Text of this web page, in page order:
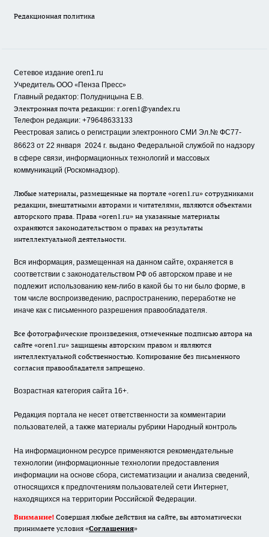
Редакционная политика
Сетевое издание oren1.ru
Учредитель ООО «Пенза Пресс»
Главный редактор: Полудницына Е.В.
Электронная почта редакции: r.oren1@yandex.ru
Телефон редакции: +79648633133
Реестровая запись о регистрации электронного СМИ Эл.№ ФС77-
86623 от 22 января 2024 г. выдано Федеральной службой по надзору
в сфере связи, информационных технологий и массовых
коммуникаций (Роскомнадзор).
Любые материалы, размещенные на портале «oren1.ru» сотрудниками
редакции, внештатными авторами и читателями, являются объектами
авторского права. Права «oren1.ru» на указанные материалы
охраняются законодательством о правах на результаты
интеллектуальной деятельности.
Вся информация, размещенная на данном сайте, охраняется в
соответствии с законодательством РФ об авторском праве и не
подлежит использованию кем-либо в какой бы то ни было форме, в
том числе воспроизведению, распространению, переработке не
иначе как с письменного разрешения правообладателя.
Все фотографические произведения, отмеченные подписью автора на
сайте «oren1.ru» защищены авторским правом и являются
интеллектуальной собственностью. Копирование без письменного
согласия правообладателя запрещено.
Возрастная категория сайта 16+.
Редакция портала не несет ответственности за комментарии
пользователей, а также материалы рубрики Народный контроль
На информационном ресурсе применяются рекомендательные
технологии (информационные технологии предоставления
информации на основе сбора, систематизации и анализа сведений,
относящихся к предпочтениям пользователей сети Интернет,
находящихся на территории Российской Федерации.
Внимание! Совершая любые действия на сайте, вы автоматически
принимаете условия «Cоглашения»